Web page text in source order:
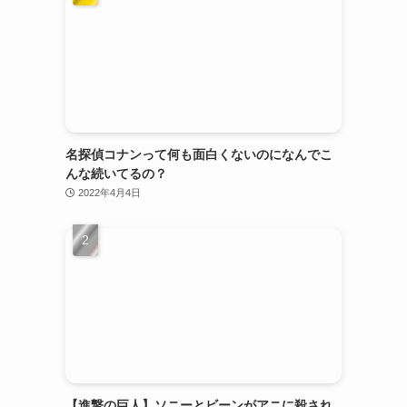
名探偵コナンって何も面白くないのになんでこ
んな続いてるの？
2022年4月4日